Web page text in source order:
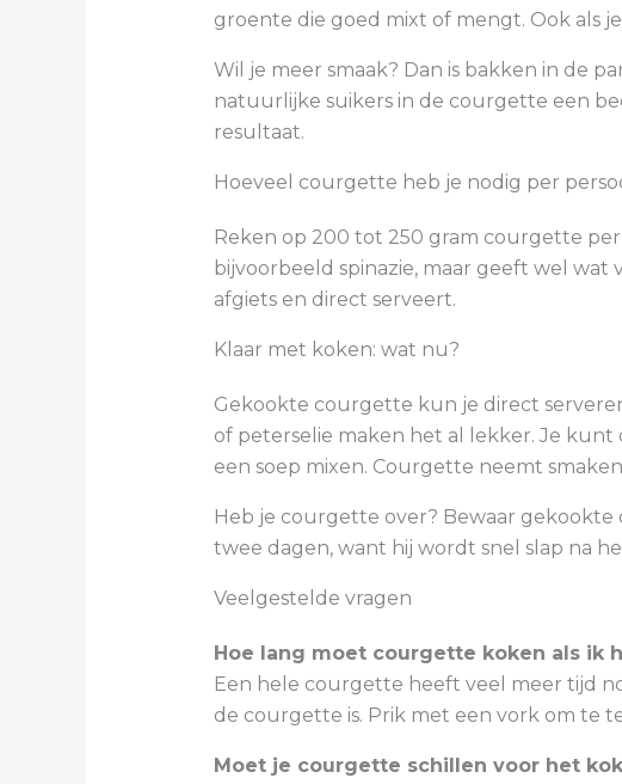
groente die goed mixt of mengt. Ook als
Wil je meer smaak? Dan is bakken in de
natuurlijke suikers in de courgette een
resultaat.
Hoeveel courgette heb je nodig per
Reken op 200 tot 250 gram courgette
bijvoorbeeld spinazie, maar geeft wel
afgiets en direct serveert.
Klaar met koken: wat nu?
Gekookte courgette kun je direct
of peterselie maken het al lekker. Je
een soep mixen. Courgette neemt
Heb je courgette over? Bewaar
twee dagen, want hij wordt snel slap na
Veelgestelde vragen
Hoe lang moet courgette koken als ik
Een hele courgette heeft veel meer tijd
de courgette is. Prik met een vork om te
Moet je courgette schillen voor het